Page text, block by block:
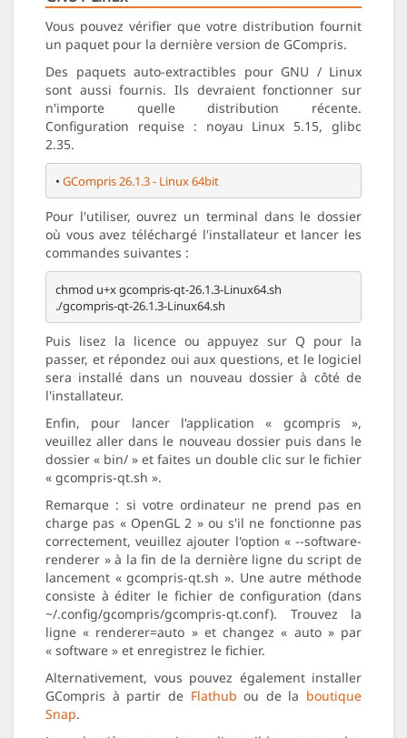
Vous pouvez vérifier que votre distribution fournit
un paquet pour la dernière version de GCompris.
Des paquets auto-extractibles pour GNU / Linux
sont aussi fournis. Ils devraient fonctionner sur
n'importe quelle distribution récente.
Configuration requise : noyau Linux 5.15, glibc
2.35.
• GCompris 26.1.3 - Linux 64bit
Pour l'utiliser, ouvrez un terminal dans le dossier
où vous avez téléchargé l'installateur et lancer les
commandes suivantes :
chmod u+x gcompris-qt-26.1.3-Linux64.sh
Puis lisez la licence ou appuyez sur Q pour la
passer, et répondez oui aux questions, et le logiciel
sera installé dans un nouveau dossier à côté de
l'installateur.
Enfin, pour lancer l'application « gcompris »,
veuillez aller dans le nouveau dossier puis dans le
dossier « bin/ » et faites un double clic sur le fichier
« gcompris-qt.sh ».
Remarque : si votre ordinateur ne prend pas en
charge pas « OpenGL 2 » ou s'il ne fonctionne pas
correctement, veuillez ajouter l'option « --software-
renderer » à la fin de la dernière ligne du script de
lancement « gcompris-qt.sh ». Une autre méthode
consiste à éditer le fichier de configuration (dans
~/.config/gcompris/gcompris-qt.conf). Trouvez la
ligne « renderer=auto » et changez « auto » par
« software » et enregistrez le fichier.
Alternativement, vous pouvez également installer
GCompris à partir de Flathub ou de la boutique
Snap.